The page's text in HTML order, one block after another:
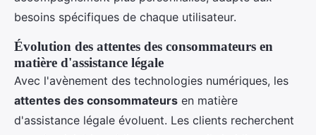
besoins spécifiques de chaque utilisateur.
Évolution des attentes des consommateurs en
matière d'assistance légale
Avec l'avènement des technologies numériques, les
attentes des consommateurs en matière
d'assistance légale évoluent. Les clients recherchent